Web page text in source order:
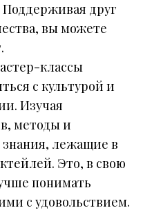
друг
вы можете
классы
с культурой и
Изучая
методы и
лежащие в
Это, в свою
понимать
с удовольствием.